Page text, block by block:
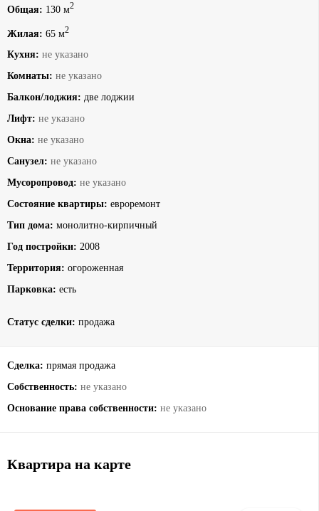
Общая: 130 м2
Жилая: 65 м2
Кухня: не указано
Комнаты: не указано
Балкон/лоджия: две лоджии
Лифт: не указано
Окна: не указано
Санузел: не указано
Мусоропровод: не указано
Состояние квартиры: евроремонт
Тип дома: монолитно-кирпичный
Год постройки: 2008
Территория: огороженная
Парковка: есть
Статус сделки: продажа
Сделка: прямая продажа
Собственность: не указано
Основание права собственности: не указано
Квартира на карте